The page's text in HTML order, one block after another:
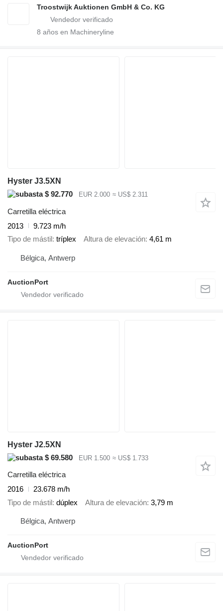
Troostwijk Auktionen GmbH & Co. KG
8 años en Machineryline
Hyster J3.5XN
$ 92.770
EUR 2.000 ≈ US$ 2.311
Carretilla eléctrica
2013
9.723 m/h
Tipo de mástil tríplex Altura de elevación 4,61 m
Bélgica, Antwerp
AuctionPort
Hyster J2.5XN
$ 69.580
EUR 1.500 ≈ US$ 1.733
Carretilla eléctrica
2016
23.678 m/h
Tipo de mástil dúplex Altura de elevación 3,79 m
Bélgica, Antwerp
AuctionPort